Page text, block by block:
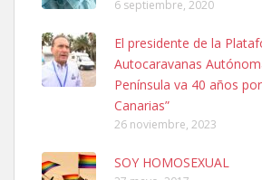
SHIBA PERDIDO AVDA JOSE MESA Y
PERRO MACHO RAZA SHIBA CON
06/07/2025 ZONA MESA Y LOPEZ. ES MUY
Leales.org » Gran Canaria
6.7.2025
6 septiembre, 2020
El presidente de la
Autocaravanas
Península va 40 años
Canarias”
26 noviembre, 2023
SOY HOMOSEXUAL